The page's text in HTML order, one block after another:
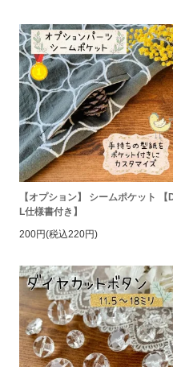
【オプション】 シームポケット 【
L仕様書付き】
200円(税込220円)